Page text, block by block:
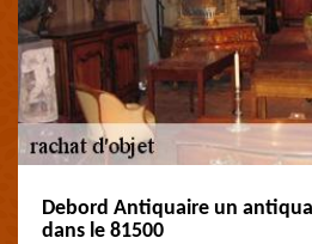
Debord Antiquaire un
dans le 81500